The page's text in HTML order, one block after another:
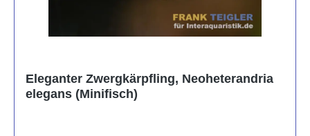
Eleganter Zwergkärpfling, Neoheterandria
elegans (Minifisch)